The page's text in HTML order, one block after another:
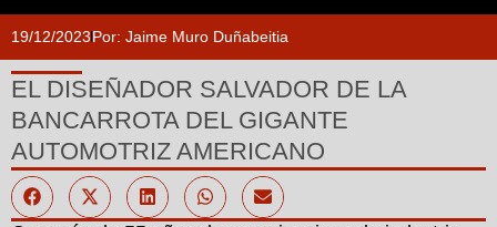
19/12/2023Por: Jaime Muro Duñabeitia
EL DISEÑADOR SALVADOR DE LA
BANCARROTA DEL GIGANTE
AUTOMOTRIZ AMERICANO